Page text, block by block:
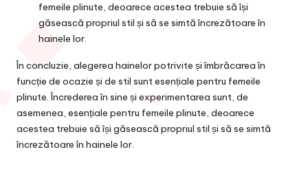
femeile plinute, deoarece acestea trebuie să își
găsească propriul stil și să se simtă încrezătoare în
hainele lor.
În concluzie, alegerea hainelor potrivite și îmbrăcarea în
funcție de ocazie și de stil sunt esențiale pentru femeile
plinute. Încrederea în sine și experimentarea sunt, de
asemenea, esențiale pentru femeile plinute, deoarece
acestea trebuie să își găsească propriul stil și să se simtă
încrezătoare în hainele lor.